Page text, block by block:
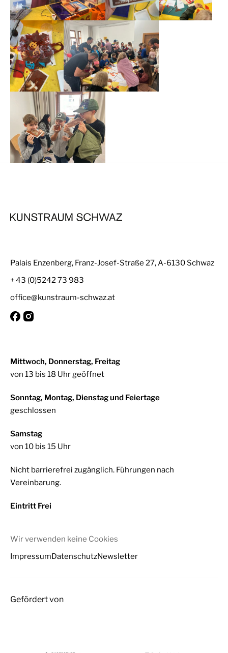
Palais Enzenberg, Franz-Josef-Straße 27, A-6130 Schwaz
+ 43 (0)5242 73 983
office@kunstraum-schwaz.at
Mittwoch, Donnerstag, Freitag
von 13 bis 18 Uhr geöffnet
Sonntag, Montag, Dienstag und Feiertage
geschlossen
Samstag
von 10 bis 15 Uhr
Nicht barrierefrei zugänglich. Führungen nach
Vereinbarung.
Eintritt Frei
Wir verwenden keine Cookies
ImpressumDatenschutzNewsletter
Gefördert von